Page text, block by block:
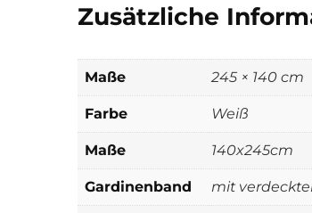
Zusätzliche
Maße 245 × 140 cm
Farbe Weiß
Maße 140x245cm
Gardinenband mit